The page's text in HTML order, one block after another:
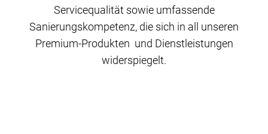
Servicequalität sowie umfassende
Sanierungskompetenz, die sich in all unseren
Premium-Produkten und Dienstleistungen
widerspiegelt.